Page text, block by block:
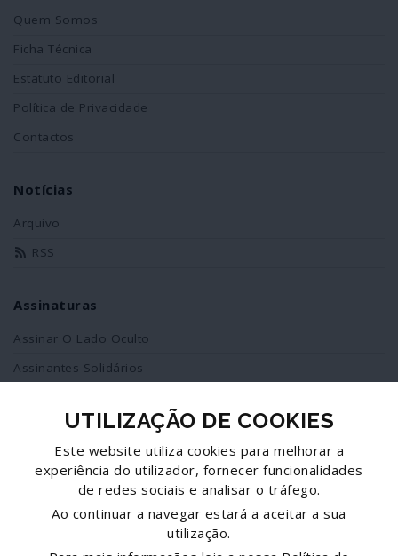
Quem Somos
Ficha Técnica
Estatuto Editorial
Política de Privacidade
Contactos
Notícias
Arquivo
RSS
Assinaturas
Assinar O Lado Oculto
Assinantes Solidários
Redes Sociais
Siga-nos no facebook
UTILIZAÇÃO DE COOKIES
Este website utiliza cookies para melhorar a
experiência do utilizador, fornecer funcionalidades
de redes sociais e analisar o tráfego.
Ao continuar a navegar estará a aceitar a sua
utilização.